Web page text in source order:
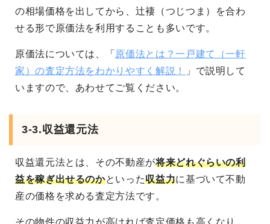
の相場価格を出してから、辻褄（つじつま）を合わ
せる形で原価法を利用することも多いです。
原価法については、「 原価法とは？一戸建て（一軒
家）の査定方法をわかりやすく解説！
」で説明して
いますので、あわせてご覧ください。
3-3.収益還元法
収益還元法とは、その不動産が将来どれぐらいの利
益を稼ぎ出せるのかといった収益力に基づいて不動
産の価格を求める査定方法です。
その物件の収益力が高ければ査定価格も高くなり、